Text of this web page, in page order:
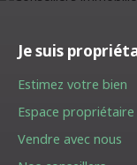
Je suis
Estimez votre bien
Espace propriétaire
Vendre avec nous